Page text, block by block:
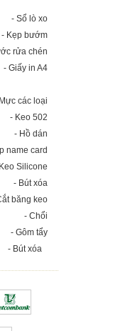
- Sổ lò xo
- Kẹp bướm
rửa chén
- Giấy in A4
các loại
- Keo 502
- Hồ dán
name card
Silicone
- Bút xóa
băng keo
- Chổi
- Gôm tẩy
- Bút xóa